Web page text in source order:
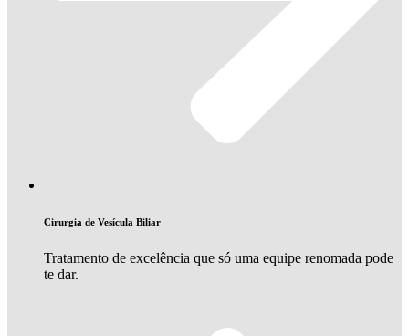
Cirurgia de Vesícula Biliar
Tratamento de excelência que só uma equipe renomada pode
te dar.